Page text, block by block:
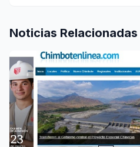
Noticias Relacionadas